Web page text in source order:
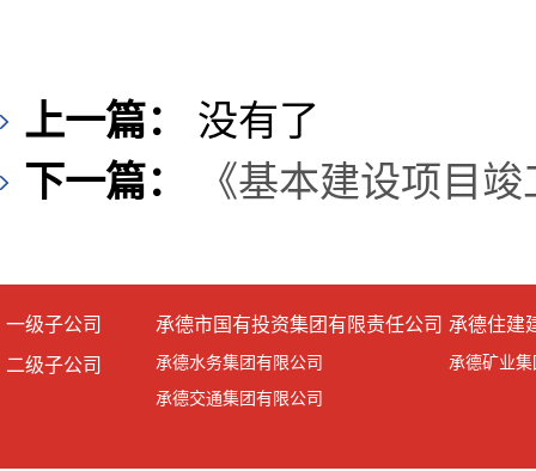
上一篇：
没有了
下一篇：
《基本建设项目
一级子公司
二级子公司
承德市国有投资集团有限责任公司
承德水务集团有限公司
承德交通集团有限公司
承德住建
承德矿业